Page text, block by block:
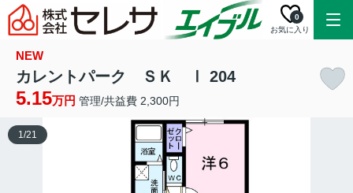
お気に入り
0
NEW
カレントパーク ＳＫ Ⅰ 204
5.15万円 管理/共益費 2,300円
1/21